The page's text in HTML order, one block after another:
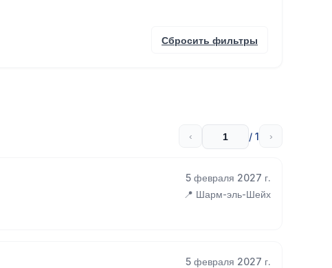
Сбросить фильтры
‹ / 1 ›
5 февраля 2027 г.
📍 Шарм-эль-Шейх
5 февраля 2027 г.